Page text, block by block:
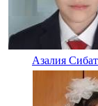
Азалия